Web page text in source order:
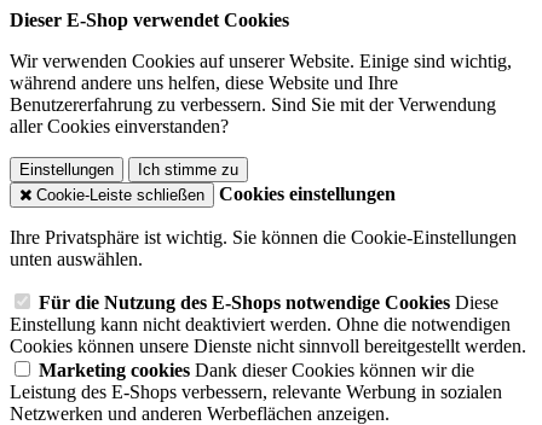
Dieser E-Shop verwendet Cookies
Wir verwenden Cookies auf unserer Website. Einige sind wichtig,
während andere uns helfen, diese Website und Ihre
Benutzererfahrung zu verbessern. Sind Sie mit der Verwendung
aller Cookies einverstanden?
Einstellungen
Ich stimme zu
Cookie-Leiste schließen
Cookies einstellungen
Ihre Privatsphäre ist wichtig. Sie können die Cookie-Einstellungen
unten auswählen.
Für die Nutzung des E-Shops notwendige Cookies Diese
Einstellung kann nicht deaktiviert werden. Ohne die notwendigen
Cookies können unsere Dienste nicht sinnvoll bereitgestellt werden.
Marketing cookies Dank dieser Cookies können wir die
Leistung des E-Shops verbessern, relevante Werbung in sozialen
Netzwerken und anderen Werbeflächen anzeigen.